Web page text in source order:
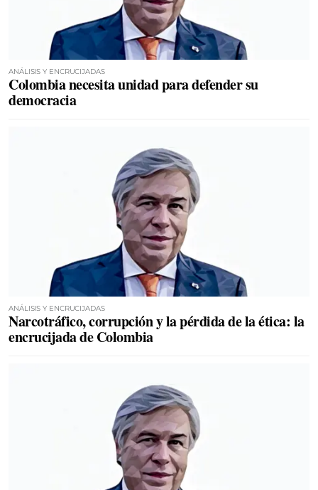
ANÁLISIS Y ENCRUCIJADAS
Colombia necesita unidad para defender su
democracia
ANÁLISIS Y ENCRUCIJADAS
Narcotráfico, corrupción y la pérdida de la ética: la
encrucijada de Colombia